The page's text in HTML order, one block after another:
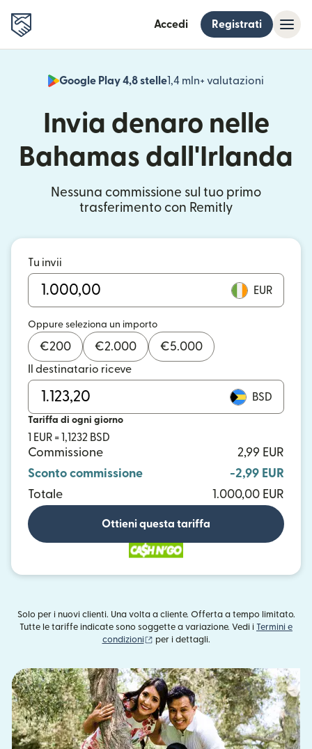
Accedi Registrati
Google Play 4,8 stelle1,4 mln+ valutazioni
Invia denaro nelle
Bahamas dall'Irlanda
Nessuna commissione sul tuo primo
trasferimento con Remitly
Tu invii
EUR
Oppure seleziona un importo
€200 €2.000 €5.000
Il destinatario riceve
BSD
Tariffa di ogni giorno
1 EUR = 1,1232 BSD
Commissione
2,99 EUR
Sconto commissione
-2,99 EUR
Totale
1.000,00 EUR
Ottieni questa tariffa
Solo per i nuovi clienti. Una volta a cliente. Offerta a tempo limitato.
Tutte le tariffe indicate sono soggette a variazione. Vedi i Termini e
condizioni
(si apre in una nuova finestra)
per i dettagli.